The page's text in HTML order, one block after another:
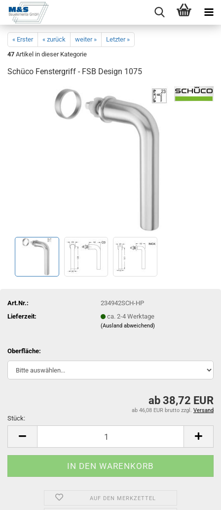
« Erster « zurück weiter »
Letzter »
47 Artikel in dieser Kategorie
Schü­co Fens­ter­griff - FSB De­sign 1075
Art.Nr.:
234942SCH-HP
Lieferzeit:
ca. 2-4 Werktage
(Ausland abweichend)
Oberfläche:
ab 38,72 EUR
ab 46,08 EUR brutto zzgl. Versand
Stück:
AUF DEN MERKZETTEL